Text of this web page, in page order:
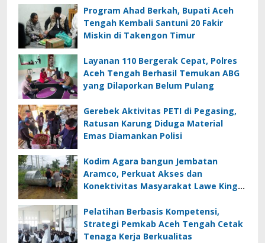
Program Ahad Berkah, Bupati Aceh
Tengah Kembali Santuni 20 Fakir
Miskin di Takengon Timur
Layanan 110 Bergerak Cepat, Polres
Aceh Tengah Berhasil Temukan ABG
yang Dilaporkan Belum Pulang
Gerebek Aktivitas PETI di Pegasing,
Ratusan Karung Diduga Material
Emas Diamankan Polisi
Kodim Agara bangun Jembatan
Aramco, Perkuat Akses dan
Konektivitas Masyarakat Lawe Kinge
Pelatihan Berbasis Kompetensi,
Strategi Pemkab Aceh Tengah Cetak
Tenaga Kerja Berkualitas